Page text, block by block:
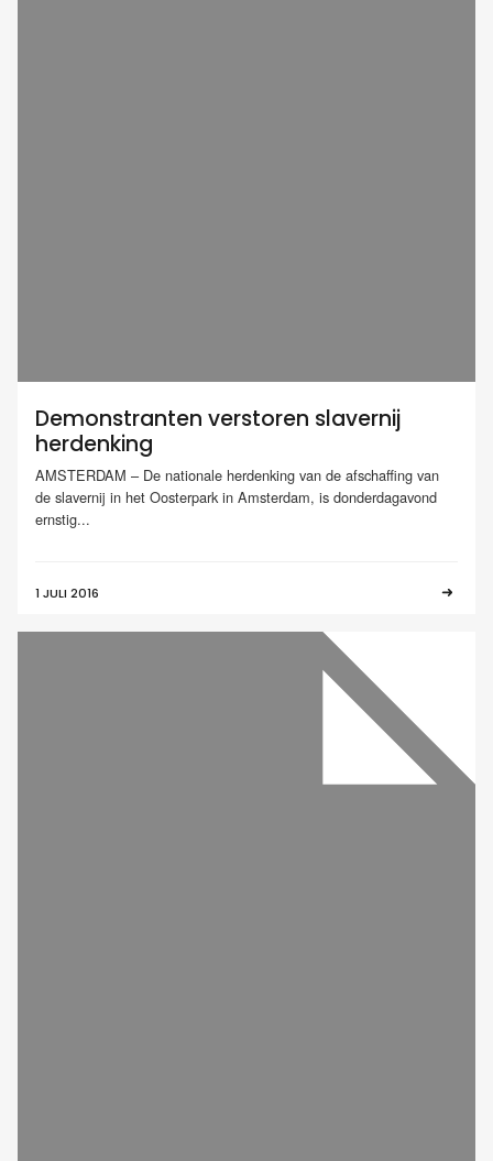
Demonstranten verstoren slavernij
herdenking
AMSTERDAM – De nationale herdenking van de afschaffing van
de slavernij in het Oosterpark in Amsterdam, is donderdagavond
ernstig...
1 JULI 2016